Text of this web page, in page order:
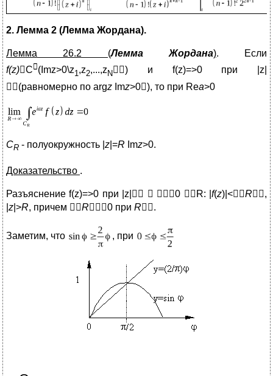
2. Лемма 2 (Лемма Жордана).
Лемма 26.2 (Лемма Жордана). Если
f(z)C  (Imz>0\z1 ,z2,...,zN ) и f(z)=>0 при |z|
(равномерно по argz Imz>0), то при Rea>0
CR - полуокружность | z |=R Imz>0.
Доказательство .
Разъяснение f(z)=>0 при |z|  0 R: | f(z)|<R,
z |>R, причем R0 при R.
Заметим, что , при